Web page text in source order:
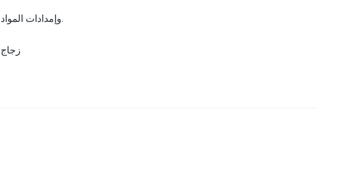
وإمدادات المواد.
زجاج